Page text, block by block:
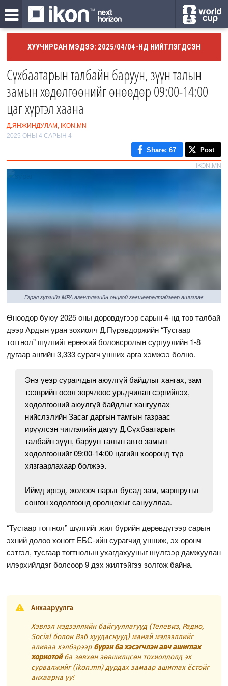
ХУУЧИРСАН МЭДЭЭ: 2025/04/04-НД НИЙТЛЭГДСЭН
Сүхбаатарын талбайн баруун, зүүн талын
замын хөдөлгөөнийг өнөөдөр 09:00-14:00
цаг хүртэл хаана
Д.ЯНЖИНДУЛАМ, IKON.MN
2025 ОНЫ 4 САРЫН 4
Share: 67 Post
IKON.MN
Гэрэл зургийг MPA агентлагийн онцгой зөвшөөрөлтэйгөөр ашиглав
Өнөөдөр буюу 2025 оны дөрөвдүгээр сарын 4-нд төв талбай
дээр Ардын уран зохиолч Д.Пүрэвдоржийн “Тусгаар
тогтнол” шүлгийг ерөнхий боловсролын сургуулийн 1-8
дугаар ангийн 3,333 сурагч унших арга хэмжээ болно.
Энэ үеэр сурагчдын аюулгүй байдлыг хангах, зам
тээврийн осол зөрчлөөс урьдчилан сэргийлэх,
хөдөлгөөний аюулгүй байдлыг хангуулах
нийслэлийн Засаг даргын тамгын газраас
ирүүлсэн чиглэлийн дагуу Д.Сүхбаатарын
талбайн зүүн, баруун талын авто замын
хөдөлгөөнийг 09:00-14:00 цагийн хооронд түр
хязгаарлахаар болжээ.
Иймд иргэд, жолооч нарыг бусад зам, маршрутыг
сонгон хөдөлгөөнд оролцохыг санууллаа.
“Тусгаар тогтнол” шүлгийг жил бүрийн дөрөвдүгээр сарын
эхний долоо хоногт ЕБС-ийн сурагчид уншиж, эх оронч
сэтгэл, тусгаар тогтнолын ухагдахууныг шүлгээр дамжуулан
илэрхийлдэг болсоор 9 дэх жилтэйгээ золгож байна.
Анхааруулга
Хэвлэл мэдээллийн байгууллагууд (Телевиз, Радио,
Social болон Вэб хуудаснууд) манай мэдээллийг
аливаа хэлбэрээр бүрэн ба хэсэгчлэн авч ашиглах
хориотойба зөвхөн зөвшилцсөн тохиолдолд эх
сурвалжийг (ikon.mn) дурдах замаар ашиглах ёстойг
анхаарна уу!